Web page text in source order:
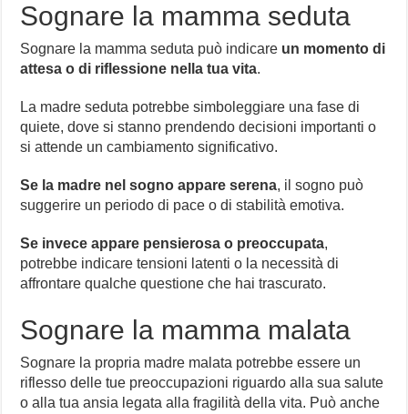
Sognare la mamma seduta
Sognare la mamma seduta può indicare un momento di
attesa o di riflessione nella tua vita.
La madre seduta potrebbe simboleggiare una fase di
quiete, dove si stanno prendendo decisioni importanti o
si attende un cambiamento significativo.
Se la madre nel sogno appare serena, il sogno può
suggerire un periodo di pace o di stabilità emotiva.
Se invece appare pensierosa o preoccupata,
potrebbe indicare tensioni latenti o la necessità di
affrontare qualche questione che hai trascurato.
Sognare la mamma malata
Sognare la propria madre malata potrebbe essere un
riflesso delle tue preoccupazioni riguardo alla sua salute
o alla tua ansia legata alla fragilità della vita. Può anche